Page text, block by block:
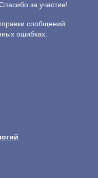
за участие!
сообщений
ошибках.